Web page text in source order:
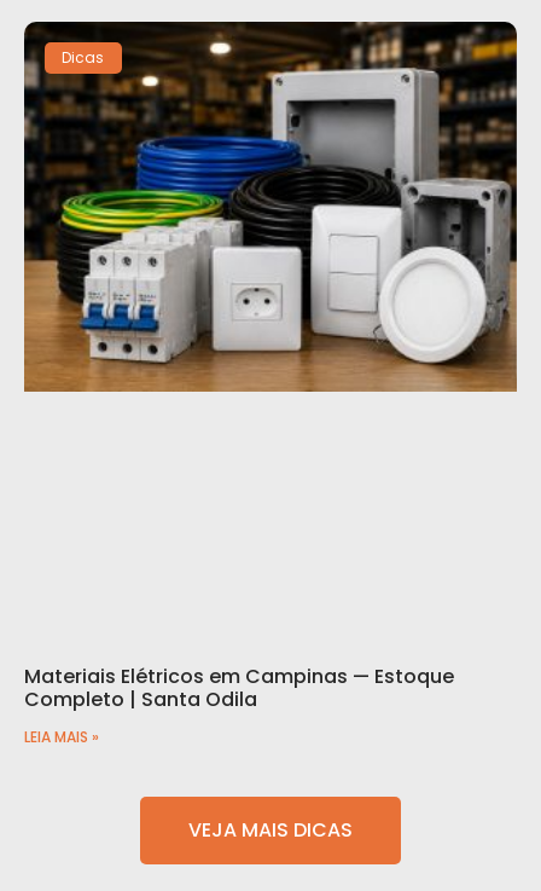
Dicas
Materiais Elétricos em Campinas — Estoque
Completo | Santa Odila
LEIA MAIS »
VEJA MAIS DICAS